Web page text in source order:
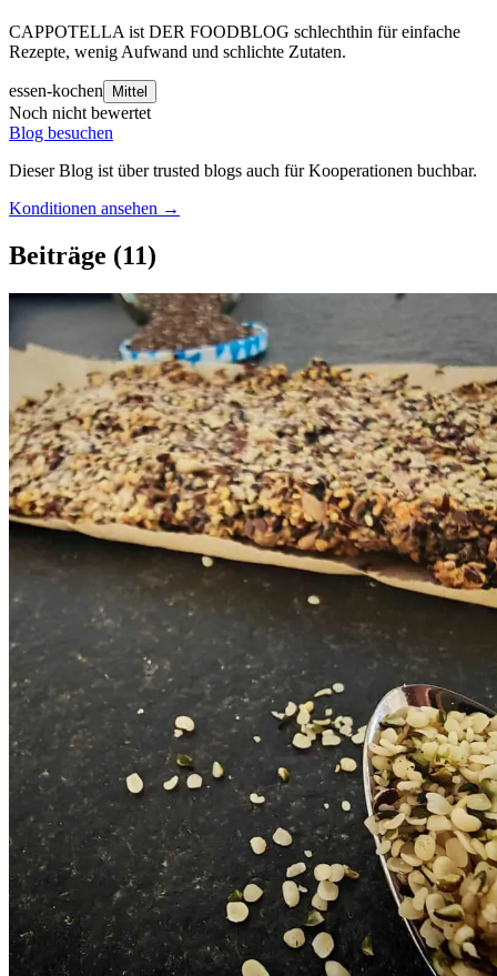
CAPPOTELLA ist DER FOODBLOG schlechthin für einfache
Rezepte, wenig Aufwand und schlichte Zutaten.
essen-kochen Mittel
Noch nicht bewertet
Blog besuchen
Dieser Blog ist über trusted blogs auch für Kooperationen buchbar.
Konditionen ansehen →
Beiträge (11)